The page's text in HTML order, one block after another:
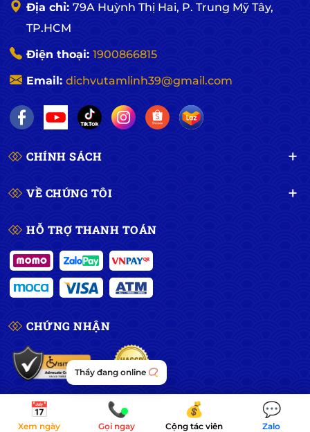
Địa chỉ: 79A Huỳnh Thị Hai, P. Trung Mỹ Tây,
TP.HCM
Điện thoại: 1900866815
Email: dichvutamlinh39@gmail.com
CHÍNH SÁCH
VỀ CHÚNG TÔI
HỖ TRỢ THANH TOÁN
CHỨNG NHẬN
©2026 Dịch Vụ Tâm Linh Sài Gòn – CÔNG TY CP
📅
Xem ngày
📞
Gọi ngay
Thầy đang online 📿
💰
Cộng tác viên
💬
Zalo